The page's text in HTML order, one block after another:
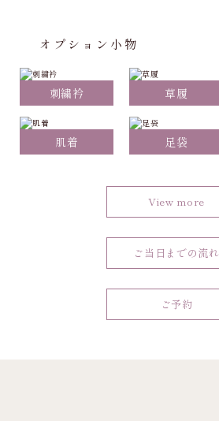
オプション小物
刺繍衿 草履
肌着 足袋
View more
ご当日までの流れ
ご予約